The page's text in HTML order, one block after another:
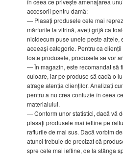
accesorii pentru damă:
— Plasați produsele cele mai
mărfurile la vitrină, aveți grijă ca
nicidecum puse unele peste altele,
aceeași categorie. Pentru ca
toate produsele, produsele se vor
— În magazin, este recomandat să
culoare, iar pe produse să cadă o
atrage atenția clienților. Analizați
pentru a nu crea confuzie în ceea
materialului.
— Conform unor statistici, dacă vă
plasați produsele mai ieftine pe
rafturile de mai sus. Dacă vorbim
atunci trebuie de precizat că
spre cele mai ieftine, de la stânga